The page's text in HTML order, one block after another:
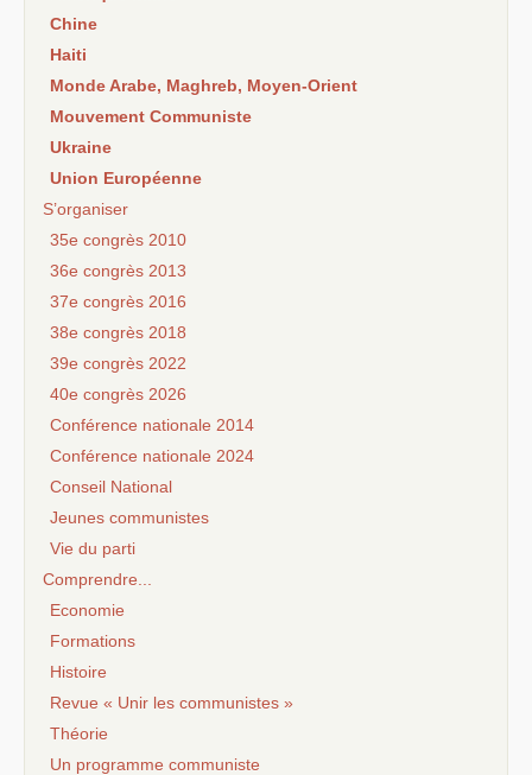
Chine
Haiti
Monde Arabe, Maghreb, Moyen-Orient
Mouvement Communiste
Ukraine
Union Européenne
S’organiser
35e congrès 2010
36e congrès 2013
37e congrès 2016
38e congrès 2018
39e congrès 2022
40e congrès 2026
Conférence nationale 2014
Conférence nationale 2024
Conseil National
Jeunes communistes
Vie du parti
Comprendre...
Economie
Formations
Histoire
Revue « Unir les communistes »
Théorie
Un programme communiste